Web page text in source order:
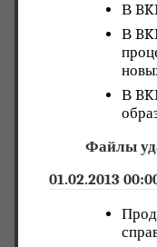
В
В
В
Файлы
01.02.2013